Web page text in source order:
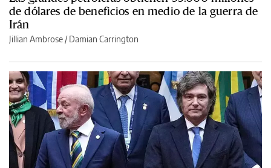
de dólares de beneficios en medio de la guerra de
Irán
Jillian Ambrose / Damian Carrington